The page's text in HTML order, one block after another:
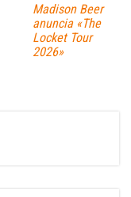
Madison Beer
anuncia «The
Locket Tour
2026»